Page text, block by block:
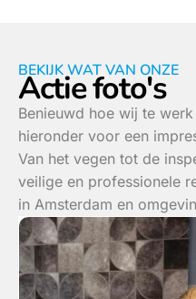
BEKIJK WAT VAN ONZE
Actie foto's
Benieuwd hoe wij te
hieronder voor een
Van het vegen tot de
veilige en professionele
in Amsterdam en